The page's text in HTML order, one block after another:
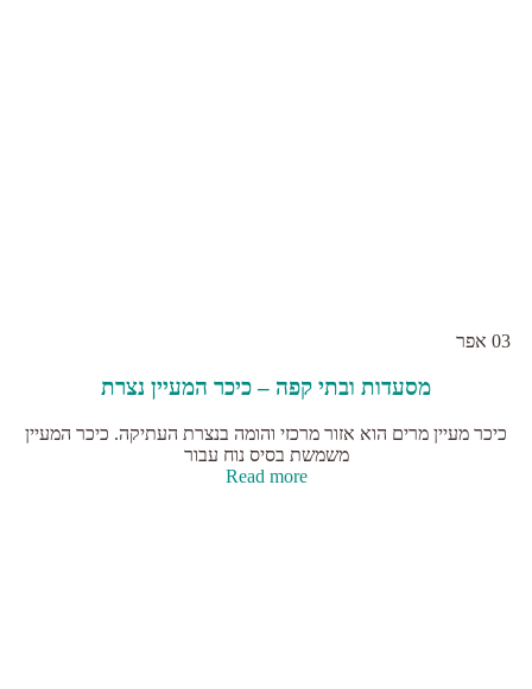
03 אפר
מסעדות ובתי קפה – כיכר המעיין נצרת
כיכר מעיין מרים הוא אזור מרכזי והומה בנצרת העתיקה. כיכר המעיין
משמשת בסיס נוח עבור
Read more